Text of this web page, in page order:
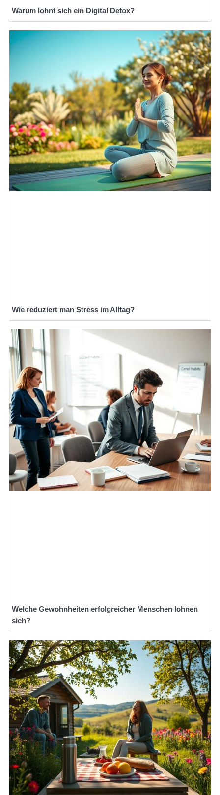
Warum lohnt sich ein Digital Detox?
Wie reduziert man Stress im Alltag?
Welche Gewohnheiten erfolgreicher Menschen lohnen
sich?